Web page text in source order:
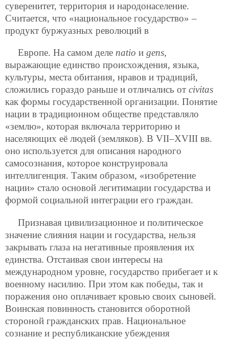
суверенитет, территория и народонаселение.
Считается, что «национальное государство» –
продукт буржуазных революций в
Европе. На самом деле natio и gens,
выражающие единство происхождения, языка,
культуры, места обитания, нравов и традиций,
сложились гораздо раньше и отличались от civitas
как формы государственной организации. Понятие
нации в традиционном обществе представляло
«землю», которая включала территорию и
населяющих её людей (земляков). В VII–XVIII вв.
оно используется для описания народного
самосознания, которое конструировала
интеллигенция. Таким образом, «изобретение
нации» стало основой легитимации государства и
формой социальной интеграции его граждан.
Признавая цивилизационное и политическое
значение слияния нации и государства, нельзя
закрывать глаза на негативные проявления их
единства. Отстаивая свои интересы на
международном уровне, государство прибегает и к
военному насилию. При этом как победы, так и
поражения оно оплачивает кровью своих сыновей.
Воинская повинность становится оборотной
стороной гражданских прав. Национальное
сознание и республиканские убеждения